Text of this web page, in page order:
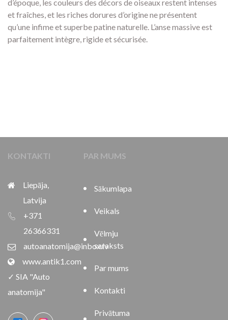
d’époque, les couleurs des décors de oiseaux restent intenses
et fraîches,et les riches dorures d’origine ne présentent
qu’une infime et superbe patine naturelle. L’anse massive est
parfaitement intègre,rigide et sécurisée.
KONTAKTI
Liepāja,
Latvija
+371
26366331
autoanatomija@inbox.lv
www.antik1.com
✓ SIA "Auto
anatomija"
PAR MUMS
Sākumlapa
Veikals
Vēlmju
saraksts
Par mums
Kontakti
Privātuma